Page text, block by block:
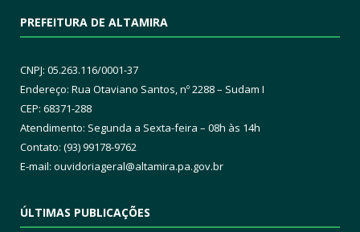
PREFEITURA DE ALTAMIRA
CNPJ: 05.263.116/0001-37
Endereço: Rua Otaviano Santos, nº 2288 – Sudam I
CEP: 68371-288
Atendimento: Segunda a Sexta-feira – 08h às 14h
Contato: (93) 99178-9762
E-mail: ouvidoriageral@altamira.pa.gov.br
ÚLTIMAS PUBLICAÇÕES